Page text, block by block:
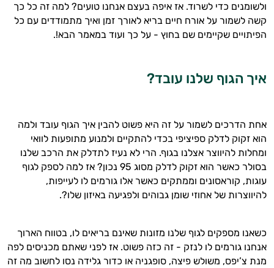
ולשומנים כדי לשרוד. אז איפה בעצם אנחנו טועים? למה זה כל כך
קשה לשמור על אורח חיים בריא לאורך זמן ואיך מתמודדים עם כל
הפיתויים שקיימים שם בחוץ - על כך ועוד במאמר הבא!.
איך הגוף שלנו עובד?
אחת הדרכים לשמור על זה היא פשוט להבין איך הגוף עובד ולמה
הוא זקוק לדלק ספיציפי בכדי להתקיים ולמנוע מתופעות לוואי
ומחלות להיווצר אצלנו בגוף. הרי לא נעיז לתדלק את הרכב שלנו
בסולר כאשר הוא זקוק לדלק מסוג 95 נכון? אז למה לספק לגוף
עוגות, קוראסונים וממתקים כאשר אלו גורמים לו לעייפות,
להיווצרות של אחוזי שומן גבוהים ולפגיעה באיזון שלו?.
כשאנו מספקים לגוף שלנו מזונות שאינם בריאים לו, בטווח הארוך
אנחנו גורמים לו לנזק - זה כזה פשוט. אז לפני שאתם מכניסים לפה
מנת צ’יפס, משולש פיצה, סופגניה או כדור גלידה נסו לחשוב מה זה